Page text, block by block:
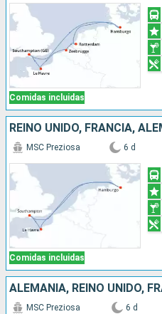
Comidas incluidas
REINO UNIDO, FRANCIA,
Comidas incluidas
MSC Preziosa 6 d
ALEMANIA, REINO UNIDO,
MSC Preziosa 6 d